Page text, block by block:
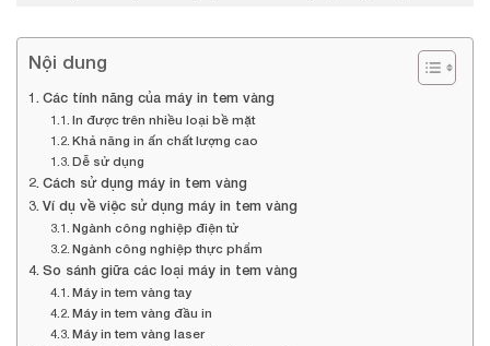
Nội dung
Các tính năng của máy in tem vàng
In được trên nhiều loại bề mặt
Khả năng in ấn chất lượng cao
Dễ sử dụng
Cách sử dụng máy in tem vàng
Ví dụ về việc sử dụng máy in tem vàng
Ngành công nghiệp điện tử
Ngành công nghiệp thực phẩm
So sánh giữa các loại máy in tem vàng
Máy in tem vàng tay
Máy in tem vàng đầu in
Máy in tem vàng laser